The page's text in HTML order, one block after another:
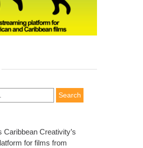
Caribbean Creativity’s
for films from